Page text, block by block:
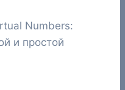
Numbers:
и простой